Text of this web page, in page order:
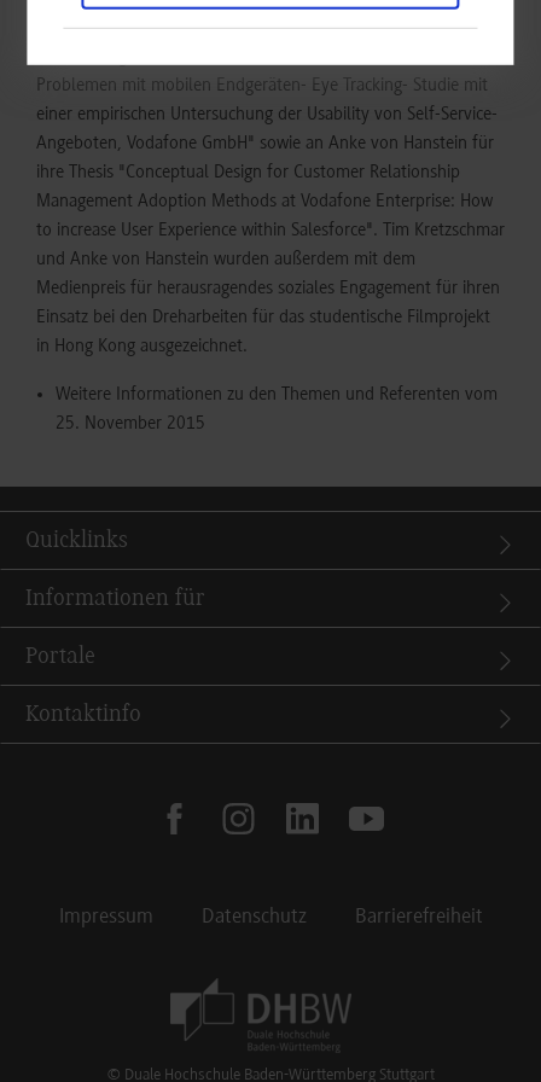
Kretzschmar für seine Thesis "Analyse der Nutzung von Self-
Problemen mit mobilen Endgeräten- Eye Tracking- Studie mit
einer empirischen Untersuchung der Usability von Self-Service-
Angeboten, Vodafone GmbH" sowie an Anke von Hanstein für
ihre Thesis "Conceptual Design for Customer Relationship
Management Adoption Methods at Vodafone Enterprise: How
to increase User Experience within Salesforce". Tim Kretzschmar
und Anke von Hanstein wurden außerdem mit dem
Medienpreis für herausragendes soziales Engagement für ihren
Einsatz bei den Dreharbeiten für das studentische Filmprojekt
in Hong Kong ausgezeichnet.
Weitere Informationen zu den Themen und Referenten vom
25. November 2015
Quicklinks
Informationen für
Portale
Kontaktinfo
facebookinstagramlinkedinyoutube
Impressum Datenschutz Barrierefreiheit
© Duale Hochschule Baden-Württemberg Stuttgart